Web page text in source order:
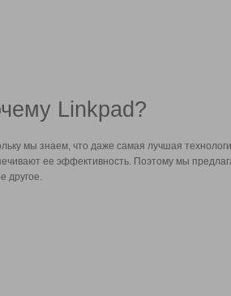
Linkpad?
мы знаем, что даже самая лучшая
ее эффективность. Поэтому мы
другое.